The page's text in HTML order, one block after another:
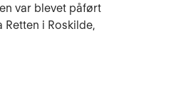
var blevet påført
i Roskilde,